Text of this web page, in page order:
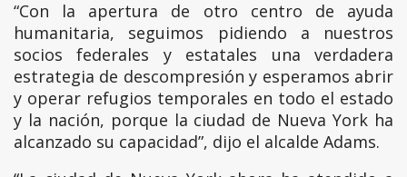
“Con la apertura de otro centro de ayuda
humanitaria, seguimos pidiendo a nuestros
socios federales y estatales una verdadera
estrategia de descompresión y esperamos abrir
y operar refugios temporales en todo el estado
y la nación, porque la ciudad de Nueva York ha
alcanzado su capacidad”, dijo el alcalde Adams.